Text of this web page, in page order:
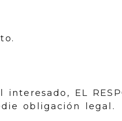
EL
obligación legal.